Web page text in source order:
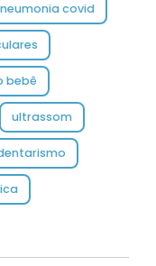
covid
bebê
ultrassom